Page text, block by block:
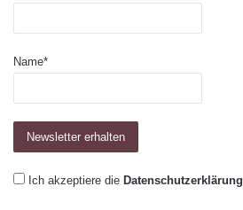
Name*
Ich akzeptiere die Datenschutzerklärung